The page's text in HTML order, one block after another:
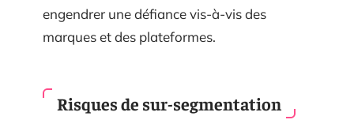
engendrer une défiance vis-à-vis des
marques et des plateformes.
Risques de sur-segmentation